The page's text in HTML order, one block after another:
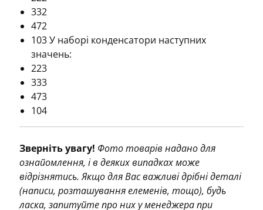
332
472
103 У наборі конденсатори наступних
значень:
223
333
473
104
Зверніть увагу! Фото товарів надано для
ознайомлення, і в деяких випадках може
відрізнятись. Якщо для Вас важливі дрібні деталі
(написи, розташування елеменів, тощо), будь
ласка, запитуйте про них у менеджера при